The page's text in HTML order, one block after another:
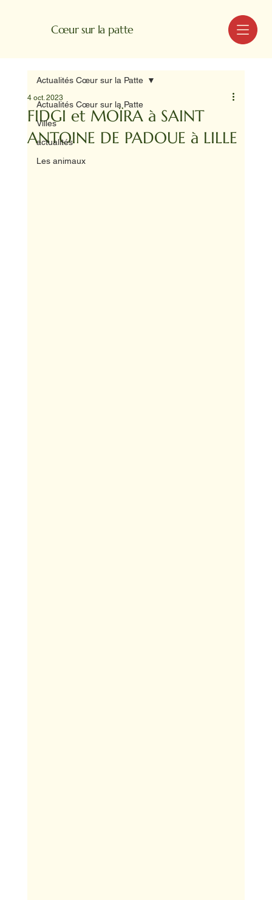
Cœur sur la patte MENU
Actualités Cœur sur la Patte
Villes
actualités
Les animaux
Actualités Cœur sur la Patte
FIDGI et MOÏRA à SAINT
ANTOINE DE PADOUE à LILLE
4 oct. 2023